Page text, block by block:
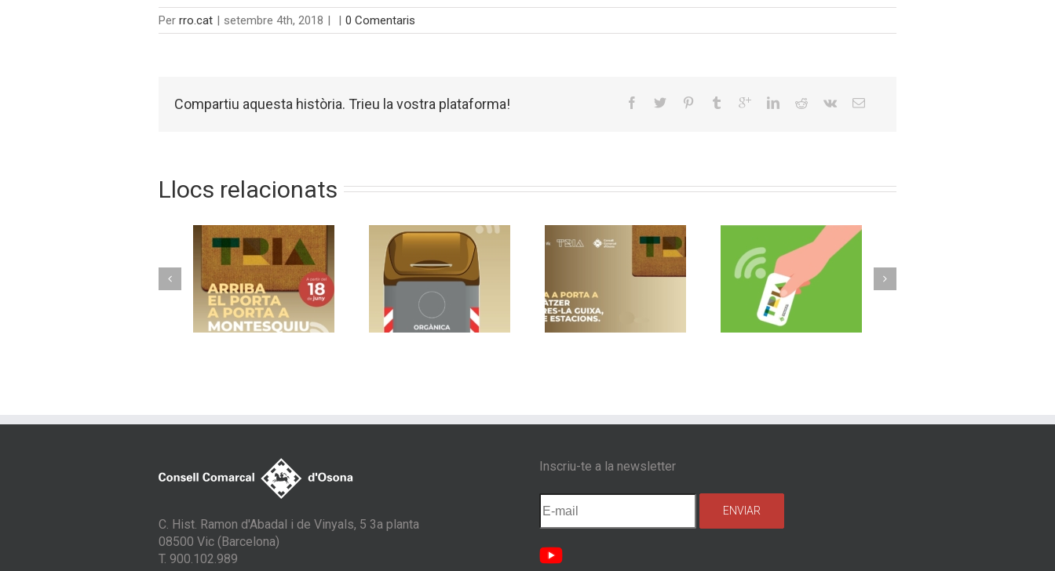
Per rro.cat | setembre 4th, 2018 | | 0 Comentaris
Compartiu aquesta història. Trieu la vostra plataforma!
Llocs relacionats
Arriba el porta a
Torelló implanta un
nou model de
recollida avançada
Vic implanta la
recollida porta a
porta als barris de
Nou sistema de
contenidors amb
control d’accés a
Olost fa un pas més
implantant la
recollida porta a
C. Hist. Ramon d'Abadal i de Vinyals, 5 3a planta
08500 Vic (Barcelona)
T. 900.102.989
Inscriu-te a la newsletter